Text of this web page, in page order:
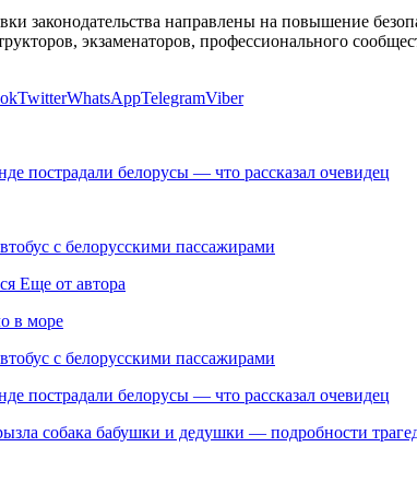
законодательства направлены на повышение
экзаменаторов, профессионального
TwitterWhatsAppTelegramViber
пострадали белорусы — что рассказал очевидец
с белорусскими пассажирами
Еще от автора
в море
с белорусскими пассажирами
пострадали белорусы — что рассказал очевидец
собака бабушки и дедушки — подробности